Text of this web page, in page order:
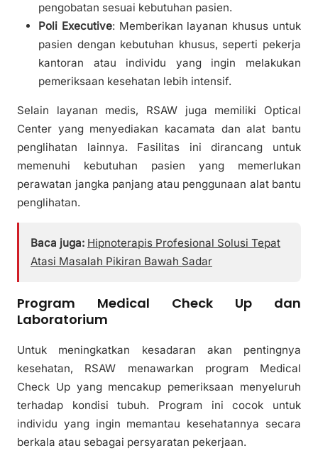
pengobatan sesuai kebutuhan pasien.
Poli Executive: Memberikan layanan khusus untuk
pasien dengan kebutuhan khusus, seperti pekerja
kantoran atau individu yang ingin melakukan
pemeriksaan kesehatan lebih intensif.
Selain layanan medis, RSAW juga memiliki Optical
Center yang menyediakan kacamata dan alat bantu
penglihatan lainnya. Fasilitas ini dirancang untuk
memenuhi kebutuhan pasien yang memerlukan
perawatan jangka panjang atau penggunaan alat bantu
penglihatan.
Baca juga: Hipnoterapis Profesional Solusi Tepat
Atasi Masalah Pikiran Bawah Sadar
Program Medical Check Up dan
Laboratorium
Untuk meningkatkan kesadaran akan pentingnya
kesehatan, RSAW menawarkan program Medical
Check Up yang mencakup pemeriksaan menyeluruh
terhadap kondisi tubuh. Program ini cocok untuk
individu yang ingin memantau kesehatannya secara
berkala atau sebagai persyaratan pekerjaan.